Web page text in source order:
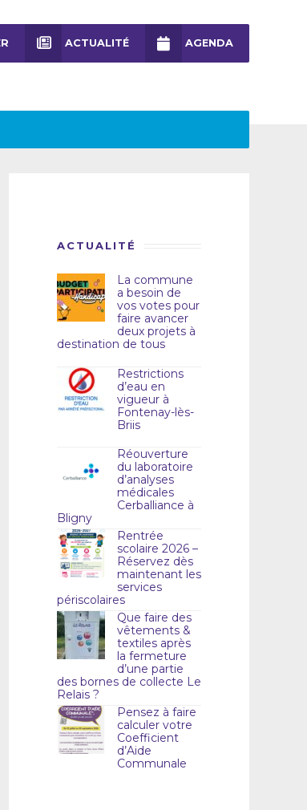
ACTUALITÉ AGENDA
ACTUALITÉ
La commune
a besoin de
vos votes pour
faire avancer
deux projets à
destination de tous
Restrictions
d’eau en
vigueur à
Fontenay-lès-
Briis
Réouverture
du laboratoire
d’analyses
médicales
Cerballiance à
Bligny
Rentrée
scolaire 2026 –
Réservez dès
maintenant les
services
périscolaires
Que faire des
vêtements &
textiles après
la fermeture
d’une partie
des bornes de collecte Le
Relais ?
Pensez à faire
calculer votre
Coefficient
d’Aide
Communale